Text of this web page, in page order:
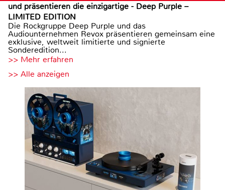
und präsentieren die einzigartige - Deep Purple –
LIMITED EDITION
Die Rockgruppe Deep Purple und das
Audiounternehmen Revox präsentieren gemeinsam eine
exklusive, weltweit limitierte und signierte
Sonderedition...
>> Mehr erfahren
>> Alle anzeigen